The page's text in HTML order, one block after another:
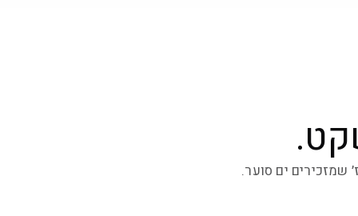
שמזכירים ים סוער.